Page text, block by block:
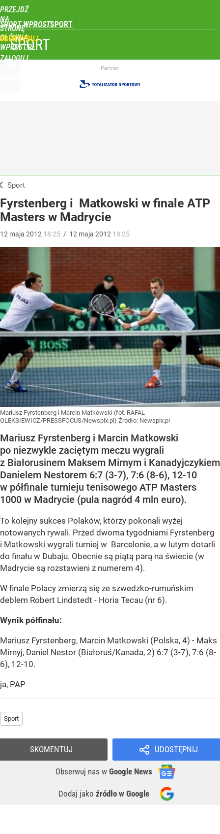
PRZEJDŹ
NA
STRONĘ
GŁÓWNĄ
WPROST.PL
SPORT WPROST
ZALOGUJ
SPORT
Partner
Sport
Fyrstenberg i Matkowski w finale ATP
Masters w Madrycie
12 maja 2012 18:25 / 12 maja 2012 18:25
Mariusz Fyrstenberg i Marcin Matkowski (fot. RAFAL
OLEKSIEWICZ/PRESSFOCUS/Newspix.pl) Źródło: Newspix.pl
Mariusz Fyrstenberg i Marcin Matkowski
po niezwykle zaciętym meczu wygrali
z Białorusinem Maksem Mirnym i Kanadyjczykiem
Danielem Nestorem 6:7 (3-7), 7:6 (8-6), 12-10
w półfinale turnieju tenisowego ATP Masters
1000 w Madrycie (pula nagród 4 mln euro).
To kolejny sukces Polaków, którzy pokonali wyżej
notowanych rywali. Przed dwoma tygodniami Fyrstenberg
i Matkowski wygrali turniej w Barcelonie, a w lutym dotarli
do finału w Dubaju. Obecnie są piątą parą na świecie (w
Madrycie są rozstawieni z numerem 4).
W finale Polacy zmierzą się ze szwedzko-rumuńskim
deblem Robert Lindstedt - Horia Tecau (nr 6).
Wynik półfinału:
Mariusz Fyrstenberg, Marcin Matkowski (Polska, 4) - Maks
Mirnyj, Daniel Nestor (Białoruś/Kanada, 2) 6:7 (3-7), 7:6 (8-
6), 12-10.
ja, PAP
Sport
UDOSTĘPNIJ
Obserwuj nas w Google News
Dodaj jako źródło w Google
SKOMENTUJ